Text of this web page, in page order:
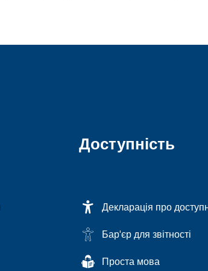
Доступність
Декларація про
Бар'єр для звітності
Проста мова